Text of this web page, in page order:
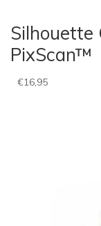
Silhouette
PixScan™
€16,95